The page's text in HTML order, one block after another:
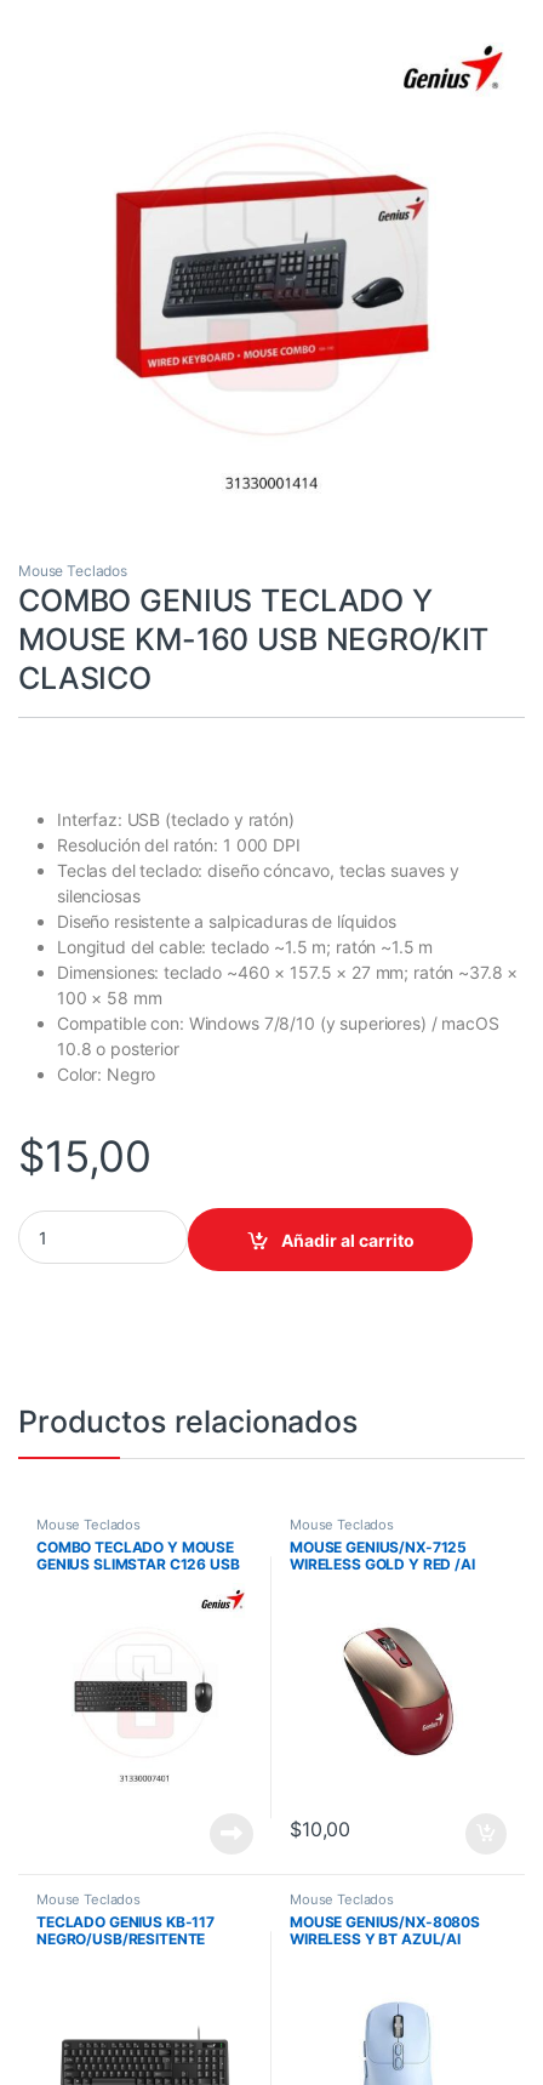
Mouse Teclados
COMBO GENIUS TECLADO Y
MOUSE KM-160 USB NEGRO/KIT
CLASICO
Interfaz: USB (teclado y ratón)
Resolución del ratón: 1 000 DPI
Teclas del teclado: diseño cóncavo, teclas suaves y
silenciosas
Diseño resistente a salpicaduras de líquidos
Longitud del cable: teclado ~1.5 m; ratón ~1.5 m
Dimensiones: teclado ~460 × 157.5 × 27 mm; ratón ~37.8 ×
100 × 58 mm
Compatible con: Windows 7/8/10 (y superiores) / macOS
10.8 o posterior
Color: Negro
$15,00
COMBO GENIUS TECLADO Y MOUSE KM-160 USB NEGRO/KIT
Añadir al carrito
Productos relacionados
Mouse Teclados
COMBO TECLADO Y MOUSE
GENIUS SLIMSTAR C126 USB
Mouse Teclados
MOUSE GENIUS/NX-7125
WIRELESS GOLD Y RED /AI
$10,00
Mouse Teclados
TECLADO GENIUS KB-117
NEGRO/USB/RESITENTE
Mouse Teclados
MOUSE GENIUS/NX-8080S
WIRELESS Y BT AZUL/AI